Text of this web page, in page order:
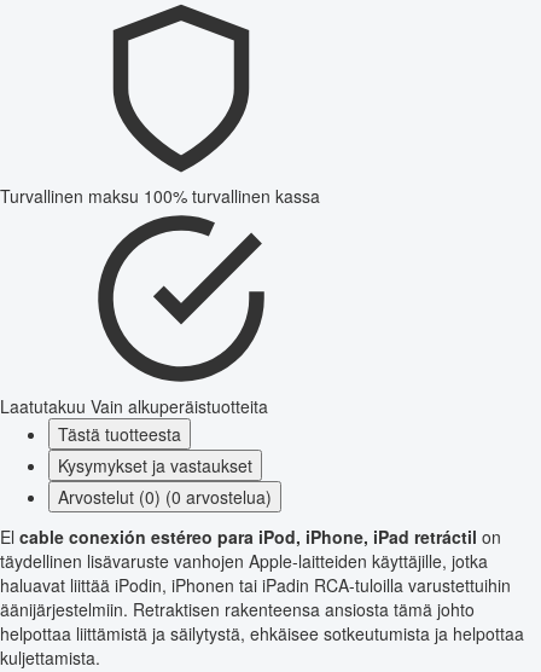
Turvallinen maksu 100% turvallinen kassa
Laatutakuu Vain alkuperäistuotteita
Tästä tuotteesta
Kysymykset ja vastaukset
Arvostelut (0) (0 arvostelua)
El cable conexión estéreo para iPod, iPhone, iPad retráctil on
täydellinen lisävaruste vanhojen Apple-laitteiden käyttäjille, jotka
haluavat liittää iPodin, iPhonen tai iPadin RCA-tuloilla varustettuihin
äänijärjestelmiin. Retraktisen rakenteensa ansiosta tämä johto
helpottaa liittämistä ja säilytystä, ehkäisee sotkeutumista ja helpottaa
kuljettamista.